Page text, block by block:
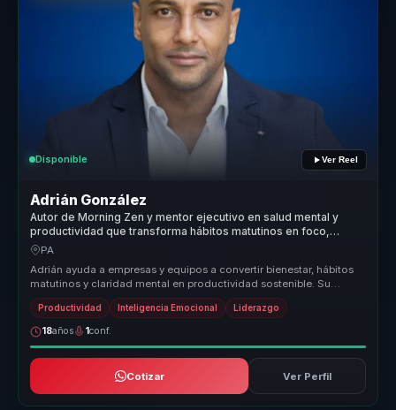
Disponible Ver Reel
Adrián González
Autor de Morning Zen y mentor ejecutivo en salud mental y
productividad que transforma hábitos matutinos en foco,
energía y rendimiento para líderes y equipos.
PA
Adrián ayuda a empresas y equipos a convertir bienestar, hábitos
matutinos y claridad mental en productividad sostenible. Su
propuesta un...
Productividad Inteligencia Emocional Liderazgo
18años 1conf.
Cotizar Ver Perfil